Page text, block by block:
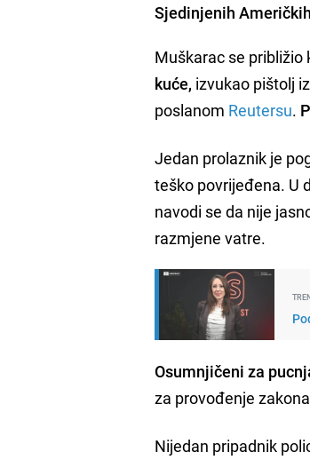
Sjedinjenih
Muškarac se
kuće, izvukao pištolj
poslanom Reutersu.
Jedan prolaznik je
teško povrijeđena. U
navodi se da nije
razmjene vatre.
Osumnjičeni za
za provođenje zakona
Nijedan pripadnik